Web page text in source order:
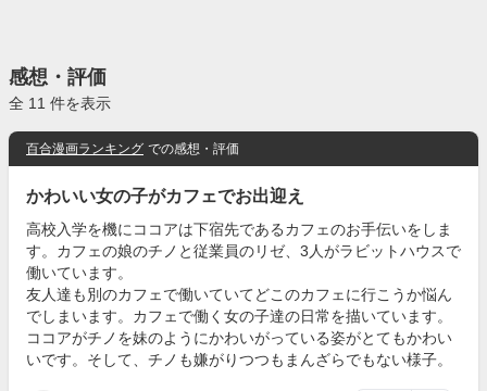
感想・評価
全 11 件を表示
百合漫画ランキング での感想・評価
かわいい女の子がカフェでお出迎え
高校入学を機にココアは下宿先であるカフェのお手伝いをしま
す。カフェの娘のチノと従業員のリゼ、3人がラビットハウスで
働いています。
友人達も別のカフェで働いていてどこのカフェに行こうか悩ん
でしまいます。カフェで働く女の子達の日常を描いています。
ココアがチノを妹のようにかわいがっている姿がとてもかわい
いです。そして、チノも嫌がりつつもまんざらでもない様子。